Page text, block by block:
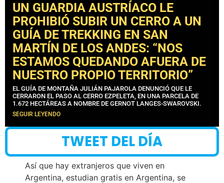
UN GUARDIA AUSTRÍACO LE
PROHIBIÓ SUBIR UN CERRO A UN
GUÍA DE TREKKING EN SAN
MARTÍN DE LOS ANDES: “NOS
ESTAMOS QUEDANDO AFUERA DE
NUESTRO PROPIO TERRITORIO”
EL GUÍA DE MONTAÑA JULIÁN PAJAROLA DENUNCIÓ QUE LE
CERRARON EL PASO AL CERRO EZPELETA, EN UNA PARCELA DE
1.672 HECTÁREAS A NOMBRE DE GERNOT LANGES-SWAROVSKI.
SEGUIR LEYENDO
TWEET DEL DÍA
Así que hay extranjeros que viven en
Argentina, estudian gratis en Argentina, se